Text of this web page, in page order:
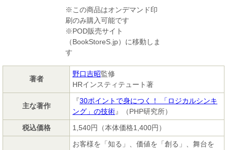
※この商品はオンデマンド印
刷のみ購入可能です
※POD販売サイト
（BookStoreS.jp）に移動しま
す
著者
野口吉昭監修
HRインスティテュート著
主な著作
『30ポイントで身につく！ 「ロジカルシンキ
ング」の技術』（PHP研究所）
税込価格
1,540円（本体価格1,400円）
お客様を「知る」、価値を「創る」、舞台を